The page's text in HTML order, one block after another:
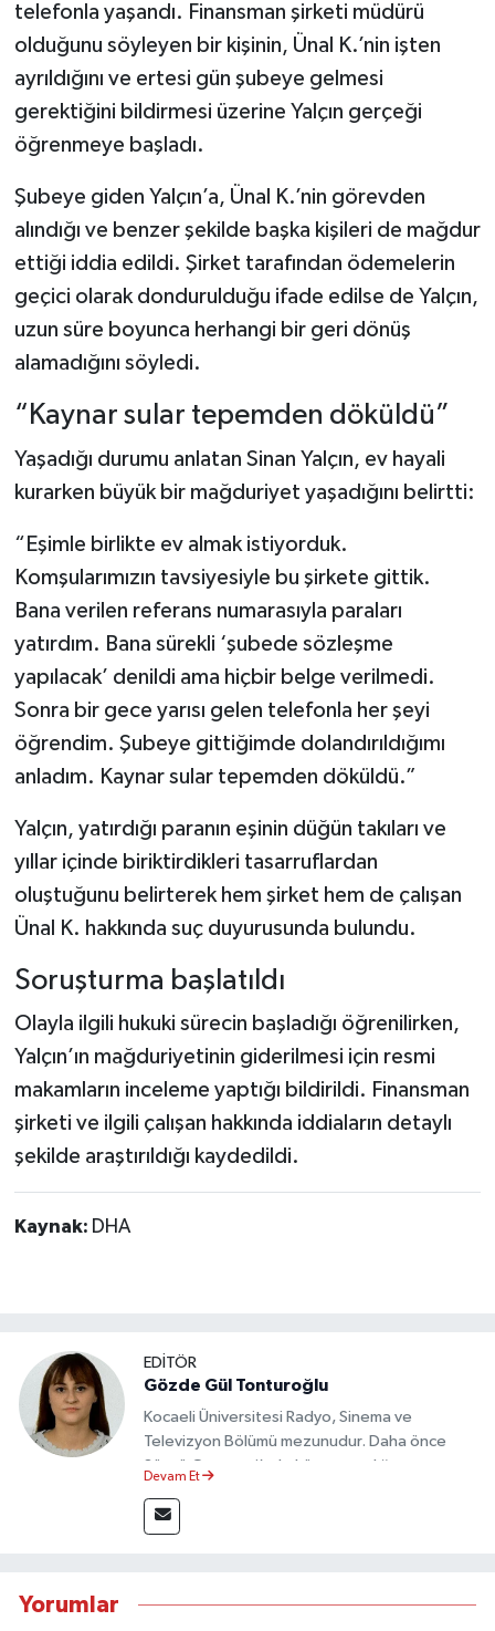
telefonla yaşandı. Finansman şirketi müdürü
olduğunu söyleyen bir kişinin, Ünal K.’nin işten
ayrıldığını ve ertesi gün şubeye gelmesi
gerektiğini bildirmesi üzerine Yalçın gerçeği
öğrenmeye başladı.
Şubeye giden Yalçın’a, Ünal K.’nin görevden
alındığı ve benzer şekilde başka kişileri de mağdur
ettiği iddia edildi. Şirket tarafından ödemelerin
geçici olarak dondurulduğu ifade edilse de Yalçın,
uzun süre boyunca herhangi bir geri dönüş
alamadığını söyledi.
“Kaynar sular tepemden döküldü”
Yaşadığı durumu anlatan Sinan Yalçın, ev hayali
kurarken büyük bir mağduriyet yaşadığını belirtti:
“Eşimle birlikte ev almak istiyorduk.
Komşularımızın tavsiyesiyle bu şirkete gittik.
Bana verilen referans numarasıyla paraları
yatırdım. Bana sürekli ‘şubede sözleşme
yapılacak’ denildi ama hiçbir belge verilmedi.
Sonra bir gece yarısı gelen telefonla her şeyi
öğrendim. Şubeye gittiğimde dolandırıldığımı
anladım. Kaynar sular tepemden döküldü.”
Yalçın, yatırdığı paranın eşinin düğün takıları ve
yıllar içinde biriktirdikleri tasarruflardan
oluştuğunu belirterek hem şirket hem de çalışan
Ünal K. hakkında suç duyurusunda bulundu.
Soruşturma başlatıldı
Olayla ilgili hukuki sürecin başladığı öğrenilirken,
Yalçın’ın mağduriyetinin giderilmesi için resmi
makamların inceleme yaptığı bildirildi. Finansman
şirketi ve ilgili çalışan hakkında iddiaların detaylı
şekilde araştırıldığı kaydedildi.
Kaynak: DHA
EDİTÖR
Gözde Gül Tonturoğlu
Kocaeli Üniversitesi Radyo, Sinema ve
Televizyon Bölümü mezunudur. Daha önce
Sözcü Gazetesi’nde köşe yazarlığı yapmış ve
Devam Et
Yorumlar